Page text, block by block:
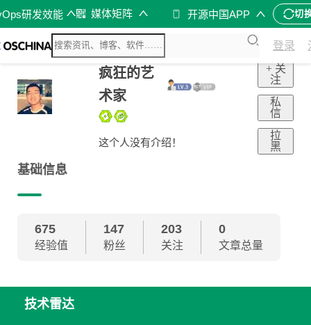
研发效能 媒体矩阵 开源中国APP 切
登录
疯狂的艺
术家
这个人没有介绍！
+ 关
注
私
信
拉
黑
基础信息
675
经验值
147
粉丝
203
关注
0
文章总量
技术雷达